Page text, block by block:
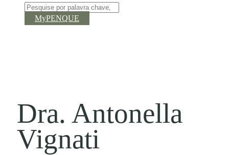
MyPENQUE
Dra. Antonella
Vignati​